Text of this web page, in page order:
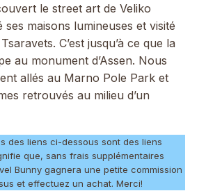
le street art de Veliko
maisons lumineuses et visité
C’est jusqu’à ce que la
au monument d’Assen. Nous
allés au Marno Pole Park et
retrouvés au milieu d’un
des liens ci-dessous sont des liens
que, sans frais supplémentaires
Bunny gagnera une petite commission
et effectuez un achat. Merci!